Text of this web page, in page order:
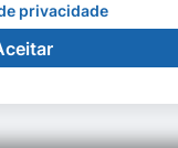
privacidade